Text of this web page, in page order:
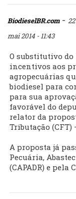
BiodieselBR.com-
mai 2014 - 11:43
O substitutivo do
incentivos aos
agropecuárias
biodiesel para
para sua
favorável do
relator da
Tributação
A proposta já
Pecuária,
(CAPADR) e pela